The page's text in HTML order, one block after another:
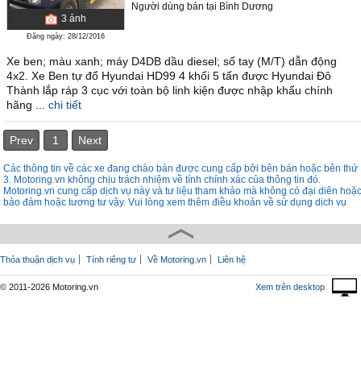
3 ảnh
Đăng ngày: 28/12/2016
Người dùng bán tại Bình Dương
Xe ben; màu xanh; máy D4DB dầu diesel; số tay (M/T) dẫn động
4x2. Xe Ben tự đổ Hyundai HD99 4 khối 5 tấn được Hyundai Đô
Thành lắp ráp 3 cục với toàn bộ linh kiện được nhập khẩu chính
hãng ...
chi tiết
Prev 1 Next
Các thông tin về các xe đang chào bán được cung cấp bởi bên bán hoặc bên thứ
3. Motoring.vn không chịu trách nhiệm về tính chính xác của thông tin đó.
Motoring.vn cung cấp dịch vụ này và tư liệu tham khảo mà không có đại diên hoặc
bảo đảm hoặc tương tư vậy. Vui lòng xem thêm điều khoản về sử dụng dịch vụ
Thỏa thuận dịch vụ Tính riêng tư Về Motoring.vn Liên hệ
© 2011-2026 Motoring.vn Xem trên desktop